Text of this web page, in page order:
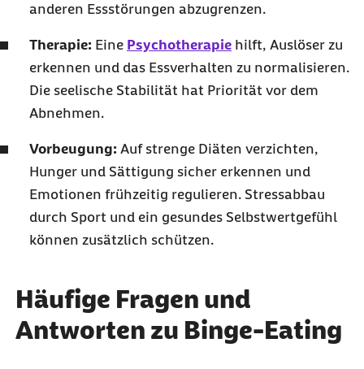
anderen Essstörungen abzugrenzen.
Therapie: Eine Psychotherapie hilft, Auslöser zu
erkennen und das Essverhalten zu normalisieren.
Die seelische Stabilität hat Priorität vor dem
Abnehmen.
Vorbeugung: Auf strenge Diäten verzichten,
Hunger und Sättigung sicher erkennen und
Emotionen frühzeitig regulieren. Stressabbau
durch Sport und ein gesundes Selbstwertgefühl
können zusätzlich schützen.
Häufige Fragen und
Antworten zu Binge-Eating